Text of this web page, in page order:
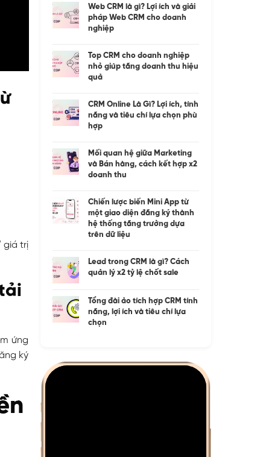
giá trị
ứng
ký
Web CRM là gì? Lợi ích và giải
pháp Web CRM cho doanh
nghiệp
Top CRM cho doanh nghiệp
nhỏ giúp tăng doanh thu hiệu
quả
CRM Online Là Gì? Lợi ích, tính
năng và tiêu chí lựa chọn phù
hợp
Mối quan hệ giữa Marketing
và Bán hàng, cách kết hợp x2
doanh thu
Chiến lược biến Mini App từ
một giao diện đăng ký thành
hệ thống tăng trưởng dựa
trên dữ liệu
Lead trong CRM là gì? Cách
quản lý x2 tỷ lệ chốt sale
Tổng đài ảo tích hợp CRM tính
năng, lợi ích và tiêu chí lựa
chọn